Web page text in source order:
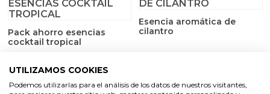
Pack ahorro esencias
cocktail tropical
14,32 € / Pack
Esencia aromática de
cilantro
VER PRODUCTO
Huerto ecologico
Cosmética coreana K-Beauty
Arenas de colores
UTILIZAMOS COOKIES
Podemos utilizarlas para el análisis de los datos de nuestros visitantes,